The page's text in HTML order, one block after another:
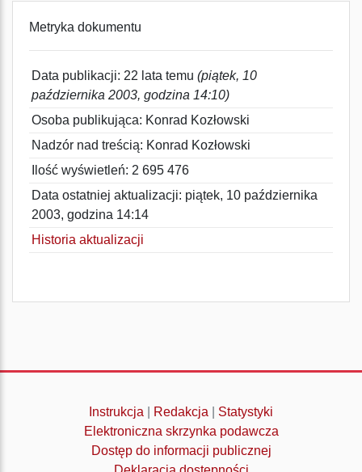
Metryka dokumentu
Data publikacji: 22 lata temu (piątek, 10
października 2003, godzina 14:10)
Osoba publikująca: Konrad Kozłowski
Nadzór nad treścią: Konrad Kozłowski
Ilość wyświetleń: 2 695 476
Data ostatniej aktualizacji: piątek, 10 października
2003, godzina 14:14
Historia aktualizacji
Instrukcja Redakcja
Statystyki
Elektroniczna skrzynka podawcza
Dostęp do informacji publicznej